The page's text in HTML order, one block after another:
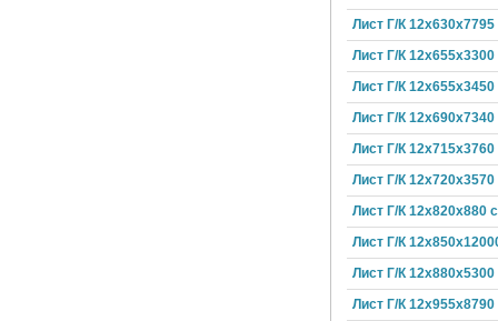
Лист Г/К 12х630х7795
Лист Г/К 12х655х3300
Лист Г/К 12х655х3450
Лист Г/К 12х690х7340
Лист Г/К 12х715х3760
Лист Г/К 12х720х3570
Лист Г/К 12х820х880
Лист Г/К
Лист Г/К 12х880х5300
Лист Г/К 12х955х8790